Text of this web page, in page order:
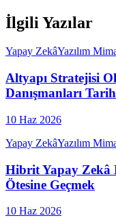
İlgili Yazılar
Yapay ZekâYazılım
Altyapı Stratejisi
Danışmanları
10 Haz 2026
Yapay ZekâYazılım
Hibrit Yapay Zekâ
Ötesine Geçmek
10 Haz 2026